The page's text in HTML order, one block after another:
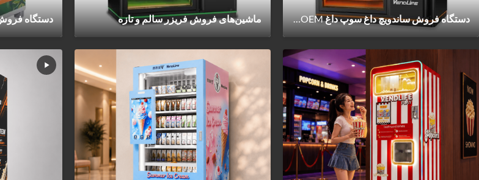
دستگاه فروش ساندویچ داغ سوپ داغ OEM موجود 220 ولت برای 192 مورد ماشین‌های فروش فریزر سالم و تازه